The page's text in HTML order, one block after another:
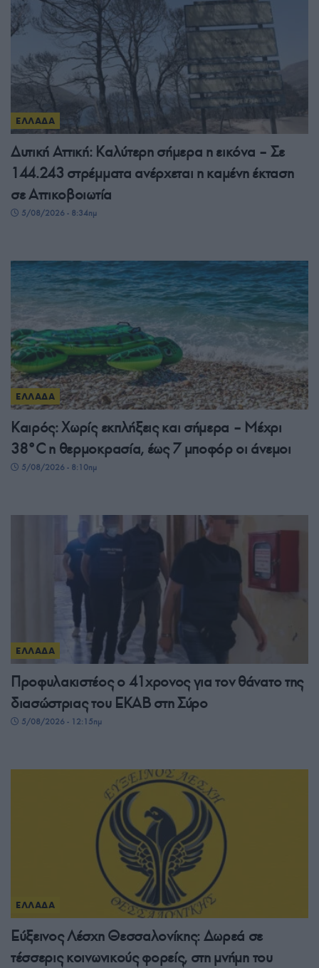
ΕΛΛΑΔΑ
Δυτική Αττική: Καλύτερη σήμερα η εικόνα – Σε
144.243 στρέμματα ανέρχεται η καμένη έκταση
σε Αττικοβοιωτία
5/08/2026 - 8:34πμ
ΕΛΛΑΔΑ
Καιρός: Χωρίς εκπλήξεις και σήμερα – Μέχρι
38°C η θερμοκρασία, έως 7 μποφόρ οι άνεμοι
5/08/2026 - 8:10πμ
ΕΛΛΑΔΑ
Προφυλακιστέος ο 41χρονος για τον θάνατο της
διασώστριας του ΕΚΑΒ στη Σύρο
5/08/2026 - 12:15πμ
ΕΛΛΑΔΑ
Εύξεινος Λέσχη Θεσσαλονίκης: Δωρεά σε
τέσσερις κοινωνικούς φορείς, στη μνήμη του